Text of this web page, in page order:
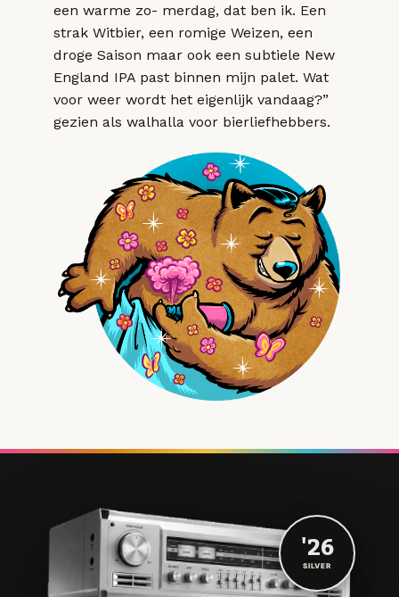
een warme zo- merdag, dat ben ik. Een
strak Witbier, een romige Weizen, een
droge Saison maar ook een subtiele New
England IPA past binnen mijn palet. Wat
voor weer wordt het eigenlijk vandaag?”
gezien als walhalla voor bierliefhebbers.
'26
SILVER